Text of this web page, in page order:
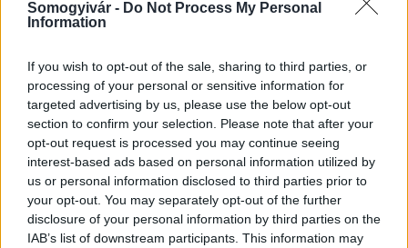
Somogyivár - Do Not Process My Personal
Information
If you wish to opt-out of the sale, sharing to third parties, or
processing of your personal or sensitive information for
targeted advertising by us, please use the below opt-out
section to confirm your selection. Please note that after your
opt-out request is processed you may continue seeing
interest-based ads based on personal information utilized by
us or personal information disclosed to third parties prior to
your opt-out. You may separately opt-out of the further
disclosure of your personal information by third parties on the
IAB’s list of downstream participants. This information may
LEGFRISSEBB
Országos hírek
Megérkezett az eső a Duna vízgyűjtőjére